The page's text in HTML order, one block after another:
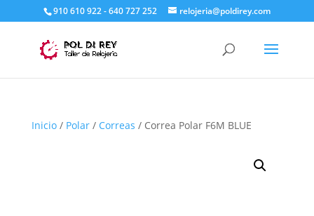
910 610 922 - 640 727 252 relojeria@poldirey.com
Inicio/ Polar/ Correas / Correa Polar F6M BLUE